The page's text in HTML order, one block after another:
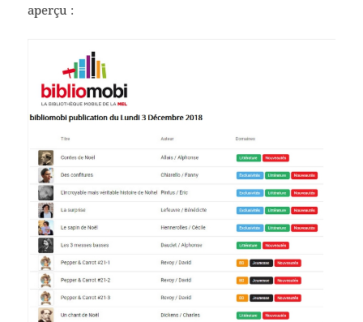
aperçu :